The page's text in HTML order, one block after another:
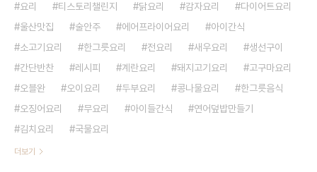
요리 티스토리챌린지 닭요리 감자요리
다이어트요리
울산맛집
술안주 에어프라이어요리
아이간식
소고기요리
한그릇요리 전요리 새우요리
생선구이
간단반찬
레시피 계란요리 돼지고기요리
고구마요리
오블완
오이요리 두부요리 콩나물요리
한그릇음식
오징어요리
무요리 아이들간식
연어덮밥만들기
김치요리
국물요리
더보기